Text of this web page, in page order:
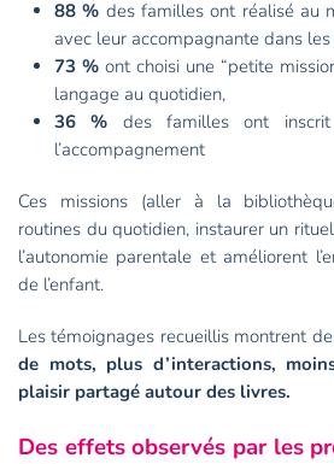
88 % des familles ont réalisé au
avec leur accompagnante dans
73 % ont choisi une “petite
langage au quotidien,
36 % des familles ont
l’accompagnement
Ces missions (aller à la
routines du quotidien, instaurer un
l’autonomie parentale et améliorent
de l’enfant.
Les témoignages recueillis montrent
de mots, plus d’interactions,
plaisir partagé autour des livres.
Des effets observés par les